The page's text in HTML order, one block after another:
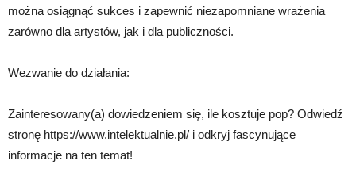
można osiągnąć sukces i zapewnić niezapomniane wrażenia
zarówno dla artystów, jak i dla publiczności.
Wezwanie do działania:
Zainteresowany(a) dowiedzeniem się, ile kosztuje pop? Odwiedź
stronę https://www.intelektualnie.pl/ i odkryj fascynujące
informacje na ten temat!